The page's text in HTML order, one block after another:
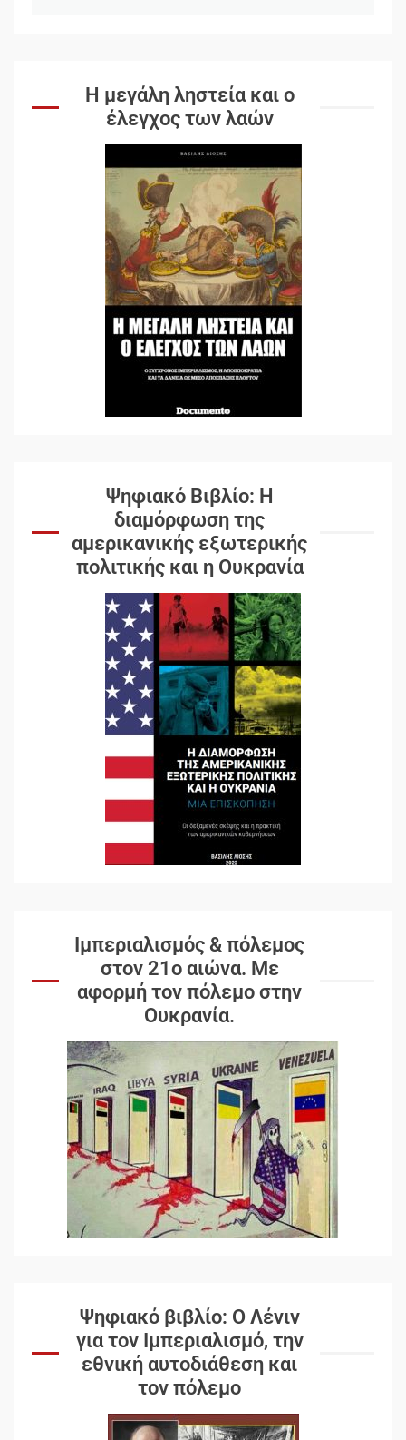
Η μεγάλη ληστεία και ο
έλεγχος των λαών
Ψηφιακό Βιβλίο: Η
διαμόρφωση της
αμερικανικής εξωτερικής
πολιτικής και η Ουκρανία
Ιμπεριαλισμός & πόλεμος
στον 21ο αιώνα. Mε
αφορμή τον πόλεμο στην
Ουκρανία.
Ψηφιακό βιβλίο: Ο Λένιν
για τον Ιμπεριαλισμό, την
εθνική αυτοδιάθεση και
τον πόλεμο